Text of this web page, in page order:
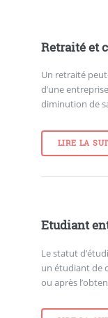
Retraité et
Un retraité
d’une
diminution de
LIRE LA
Etudiant
Le statut
un étudiant de
ou après